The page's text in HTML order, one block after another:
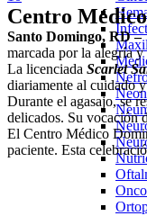
Centro
Santo Domingo, RD –
marcada por la alegría
La licenciada Scarlet
diariamente al cuidado
Durante el agasajo, se
delicados. Su vocación
El Centro Médico
paciente. Esta